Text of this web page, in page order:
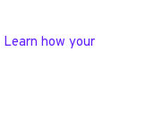
Learn how your